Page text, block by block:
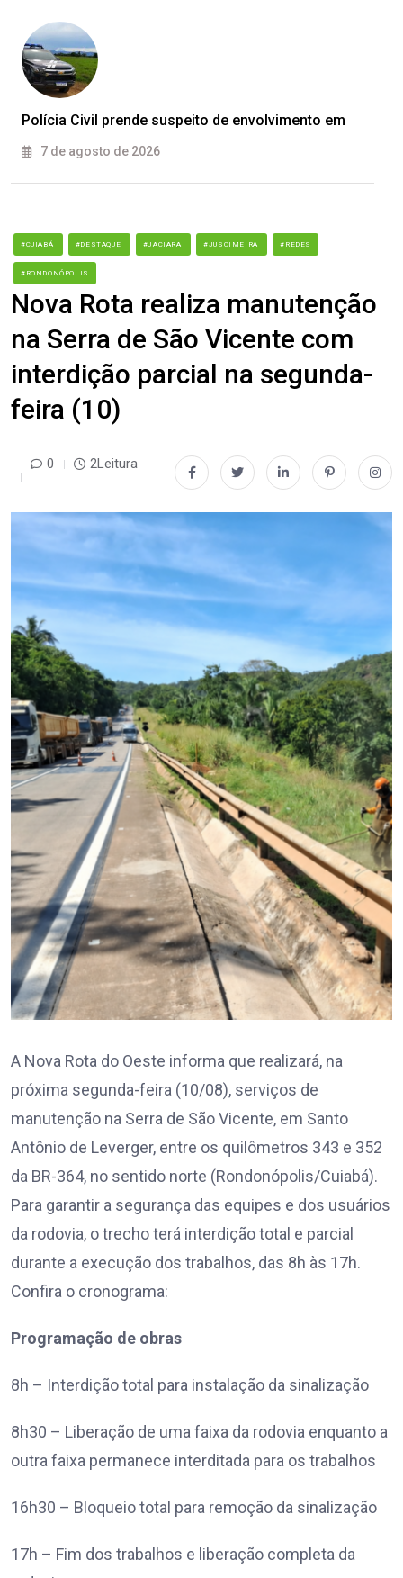
Polícia Civil prende suspeito de envolvimento em
7 de agosto de 2026
#CUIABÁ #DESTAQUE #JACIARA #JUSCIMEIRA #REDES
#RONDONÓPOLIS
Nova Rota realiza manutenção
na Serra de São Vicente com
interdição parcial na segunda-
feira (10)
0 2Leitura
A Nova Rota do Oeste informa que realizará, na
próxima segunda-feira (10/08), serviços de
manutenção na Serra de São Vicente, em Santo
Antônio de Leverger, entre os quilômetros 343 e 352
da BR-364, no sentido norte (Rondonópolis/Cuiabá).
Para garantir a segurança das equipes e dos usuários
da rodovia, o trecho terá interdição total e parcial
durante a execução dos trabalhos, das 8h às 17h.
Confira o cronograma:
Programação de obras
8h – Interdição total para instalação da sinalização
8h30 – Liberação de uma faixa da rodovia enquanto a
outra faixa permanece interditada para os trabalhos
16h30 – Bloqueio total para remoção da sinalização
17h – Fim dos trabalhos e liberação completa da